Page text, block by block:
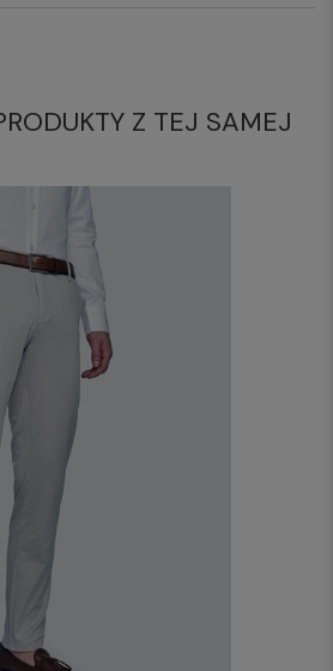
Z TEJ SAMEJ